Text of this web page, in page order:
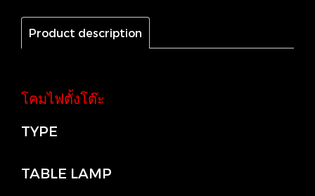
Product description
โคมไฟตั้งโต๊ะ
TYPE
TABLE LAMP